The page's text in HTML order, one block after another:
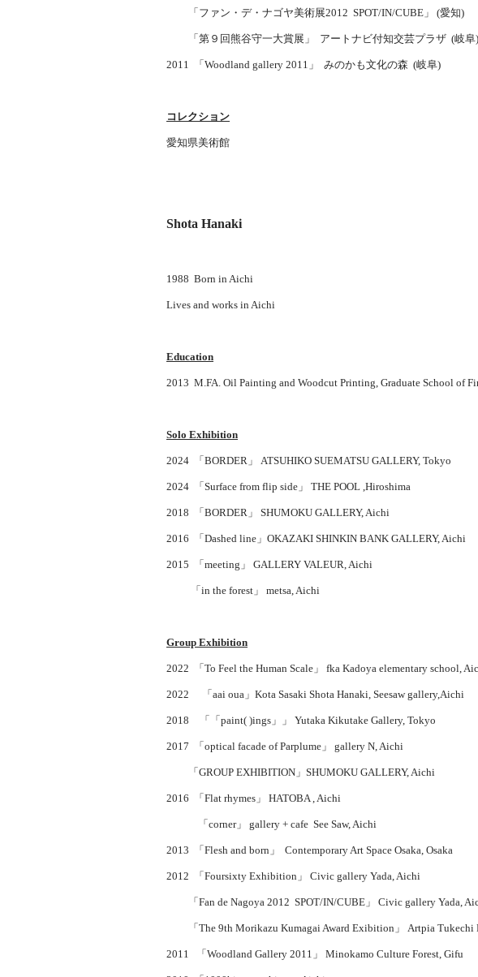
「ファン・デ・ナゴヤ美術展2012 SPOT/IN/CUBE」 (愛知)
「第９回熊谷守一大賞展」 アートナビ付知交芸プラザ (岐阜)
2011 「Woodland gallery 2011」 みのかも文化の森 (岐阜)
コレクション
愛知県美術館
Shota Hanaki
1988 Born in Aichi
Lives and works in Aichi
Education
2013 M.FA. Oil Painting and Woodcut Printing, Graduate School of
Solo Exhibition
2024 「BORDER」 ATSUHIKO SUEMATSU GALLERY, Tokyo
2024 「Surface from flip side」 THE POOL ,Hiroshima
2018 「BORDER」 SHUMOKU GALLERY, Aichi
2016 「Dashed line」OKAZAKI SHINKIN BANK GALLERY, Aichi
2015 「meeting」 GALLERY VALEUR, Aichi
「in the forest」 metsa, Aichi
Group Exhibition
2022 「To Feel the Human Scale 」 fka Kadoya elementary school,
2022 「aai oua」Kota Sasaki Shota Hanaki, Seesaw gallery,Aichi
2018 「「paint( )ings」」 Yutaka Kikutake Gallery, Tokyo
2017 「optical facade of Parplume」 gallery N, Aichi
「GROUP EXHIBITION」SHUMOKU GALLERY, Aichi
2016 「Flat rhymes」 HATOBA , Aichi
「corner」 gallery + cafe See Saw, Aichi
2013 「Flesh and born」 Contemporary Art Space Osaka, Osaka
2012 「Foursixty Exhibition」 Civic gallery Yada, Aichi
「Fan de Nagoya 2012 SPOT/IN/CUBE」 Civic gallery Yada,
「The 9th Morikazu Kumagai Award Exibition」 Artpia Tukechi
2011 「Woodland Gallery 2011」 Minokamo Culture Forest, Gifu